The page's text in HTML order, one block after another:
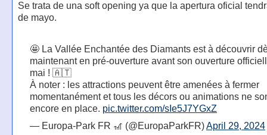
Se trata de una soft opening ya que la apertura oficial
de mayo.
🤩 La Vallée Enchantée des Diamants est à découvrir
maintenant en pré-ouverture avant son ouverture
mai ! 🇦🇹
À noter : les attractions peuvent être amenées à fermer
momentanément et tous les décors ou animations ne
encore en place. pic.twitter.com/sIe5J7YGxZ
— Europa-Park FR 🎢 (@EuropaParkFR)April 29, 2024